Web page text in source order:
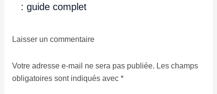
: guide complet
Laisser un commentaire
Votre adresse e-mail ne sera pas publiée. Les champs
obligatoires sont indiqués avec *